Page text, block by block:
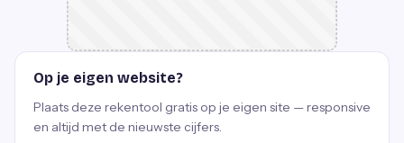
Op je eigen website?
Plaats deze rekentool gratis op je eigen site — responsive
en altijd met de nieuwste cijfers.